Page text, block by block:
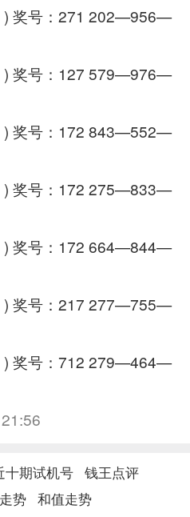
) 奖号：271 202—956—
) 奖号：127 579—976—
) 奖号：172 843—552—
) 奖号：172 275—833—
) 奖号：172 664—844—
) 奖号：217 277—755—
) 奖号：712 279—464—
十期试机号
钱王点评
势 和值走势